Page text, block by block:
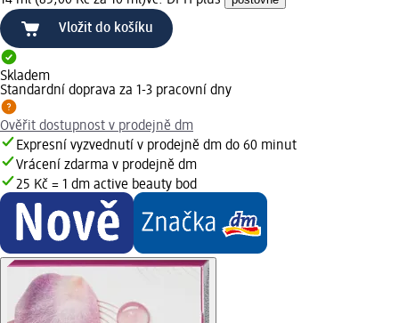
Vložit do košíku
Skladem
Standardní doprava za 1-3 pracovní dny
Ověřit dostupnost v prodejně dm
Expresní vyzvednutí v prodejně dm do 60 minut
Vrácení zdarma v prodejně dm
25 Kč = 1 dm active beauty bod